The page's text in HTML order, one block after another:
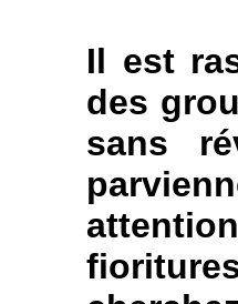
Il est
des
sans